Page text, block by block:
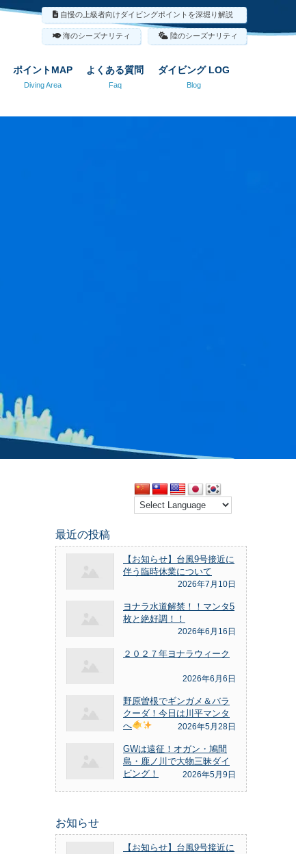
ポイントMAP
Diving Area
よくある質問
Faq
ダイビング LOG
Blog
自慢の上級者向けダイビングポイントを深堀り解説
海のシーズナリティ 陸のシーズナリティ
最近の投稿
【お知らせ】台風9号接近に
伴う臨時休業について
2026年7月10日
ヨナラ水道解禁！！マンタ5
枚と絶好調！！
2026年6月16日
２０２７年ヨナラウィーク
2026年6月6日
野原曽根でギンガメ＆バラ
クーダ！今日は川平マンタ
へ
2026年5月28日
GWは遠征！オガン・鳩間
島・鹿ノ川で大物三昧ダイ
ビング！
2026年5月9日
お知らせ
【お知らせ】台風9号接近に